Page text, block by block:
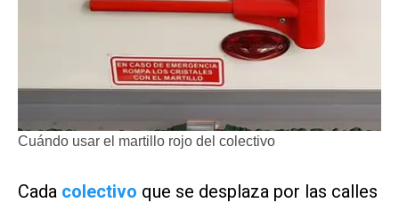
Cuándo usar el martillo rojo del colectivo
Cada colectivo que se desplaza por las calles